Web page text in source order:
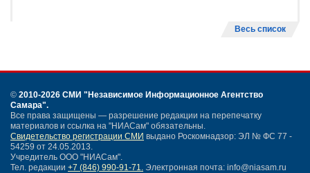
Весь список
© 2010-2026 СМИ "Независимое Информационное Агентство
Самара".
Все права защищены — разрешение редакции на перепечатку
материалов и ссылка на "НИАСам" обязательны.
Свидетельство регистрации СМИ выдано Роскомнадзор: ЭЛ № ФС 77 -
54259 от 24.05.2013.
Учредитель ООО "НИАСам".
Тел. редакции +7 (846) 990-91-71. Электронная почта: info@niasam.ru